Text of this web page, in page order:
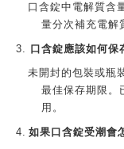
口含錠中電解質含
量分次補充電解
3. 口含錠應該如何保
未開封的包裝或瓶
最佳保存期限。
用。
4. 如果口含錠受潮會